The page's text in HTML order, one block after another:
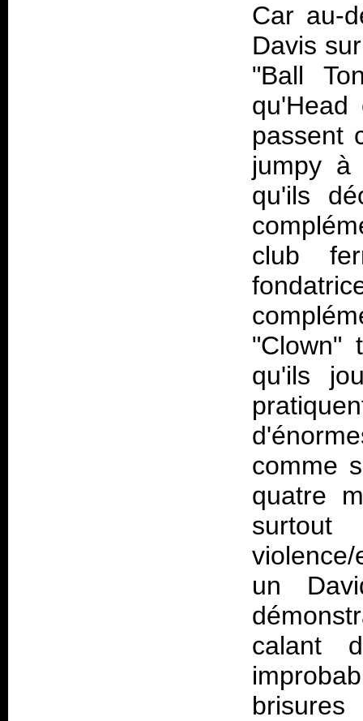
Car au-
Davis
"Ball
passent
jumpy à
qu'ils
club
"Clown"
qu'ils
comme
quatre
un
calant